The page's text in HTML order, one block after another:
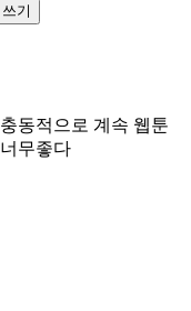
기
동적으로 계속 웹툰
무좋다